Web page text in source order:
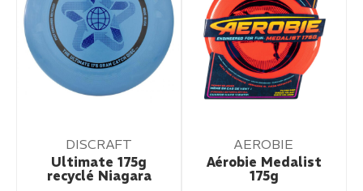
DISCRAFT
Ultimate 175g
recyclé Niagara
AEROBIE
Aérobie Medalist
175g